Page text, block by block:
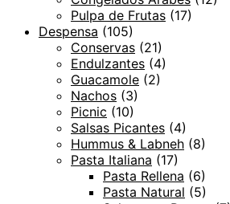
Pulpa de Frutas (17)
Despensa (105)
Conservas (21)
Endulzantes (4)
Guacamole (2)
Nachos (3)
Picnic (10)
Salsas Picantes (4)
Hummus & Labneh (8)
Pasta Italiana (17)
Pasta Rellena (6)
Pasta Natural (5)